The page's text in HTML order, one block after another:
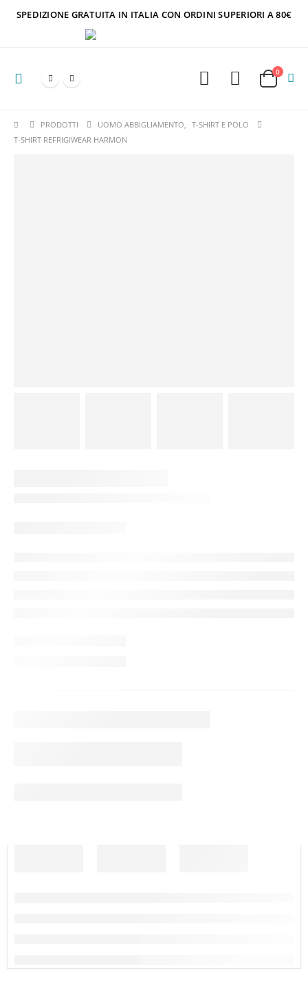
SPEDIZIONE GRATUITA IN ITALIA CON ORDINI SUPERIORI A 80€
0
PRODOTTI UOMO ABBIGLIAMENTO,
T-SHIRT E POLO
T-SHIRT REFRIGIWEAR HARMON